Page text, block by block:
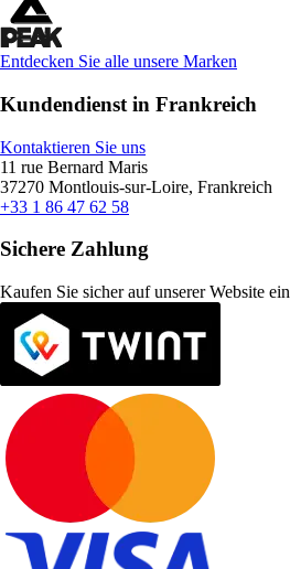
Entdecken Sie alle unsere Marken
Kundendienst in Frankreich
Kontaktieren Sie uns
11 rue Bernard Maris
37270 Montlouis-sur-Loire, Frankreich
+33 1 86 47 62 58
Sichere Zahlung
Kaufen Sie sicher auf unserer Website ein